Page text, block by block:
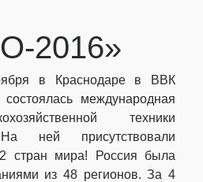
2016»
в Краснодаре в ВВК
международная
техники
ней присутствовали
стран мира! Россия была
из 48 регионов. За 4